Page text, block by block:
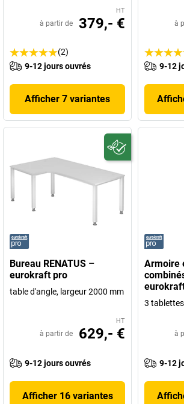
HT
à partir de 379,- €
(2)
9-12 jours ouvrés
Afficher 7 variantes
à
9-12
Bureau RENATUS –
eurokraft pro
table d'angle, largeur 2000 mm
HT
à partir de 629,- €
9-12 jours ouvrés
Afficher 16 variantes
Armoire
3
à
9-12